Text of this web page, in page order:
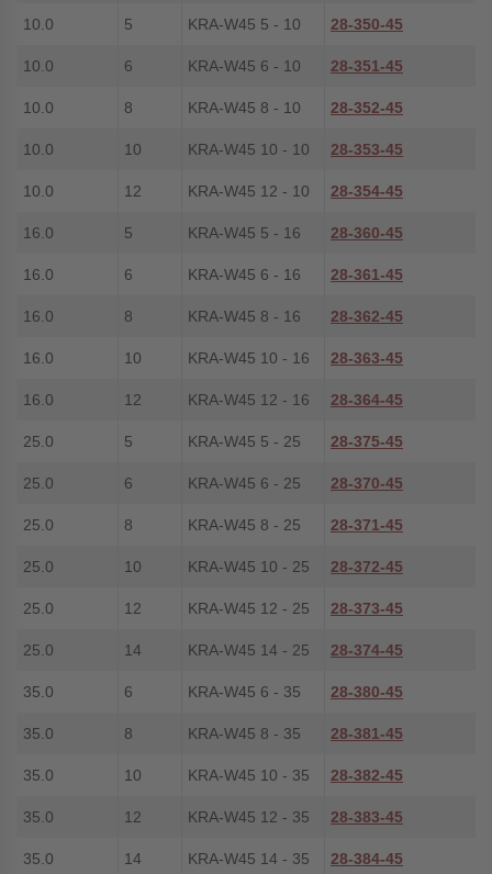
10.0 5 KRA-W45 5 - 10 28-350-45
10.0 6 KRA-W45 6 - 10 28-351-45
10.0 8 KRA-W45 8 - 10 28-352-45
10.0 10 KRA-W45 10 - 10 28-353-45
10.0 12 KRA-W45 12 - 10 28-354-45
16.0 5 KRA-W45 5 - 16 28-360-45
16.0 6 KRA-W45 6 - 16 28-361-45
16.0 8 KRA-W45 8 - 16 28-362-45
16.0 10 KRA-W45 10 - 16 28-363-45
16.0 12 KRA-W45 12 - 16 28-364-45
25.0 5 KRA-W45 5 - 25 28-375-45
25.0 6 KRA-W45 6 - 25 28-370-45
25.0 8 KRA-W45 8 - 25 28-371-45
25.0 10 KRA-W45 10 - 25 28-372-45
25.0 12 KRA-W45 12 - 25 28-373-45
25.0 14 KRA-W45 14 - 25 28-374-45
35.0 6 KRA-W45 6 - 35 28-380-45
35.0 8 KRA-W45 8 - 35 28-381-45
35.0 10 KRA-W45 10 - 35 28-382-45
35.0 12 KRA-W45 12 - 35 28-383-45
35.0 14 KRA-W45 14 - 35 28-384-45